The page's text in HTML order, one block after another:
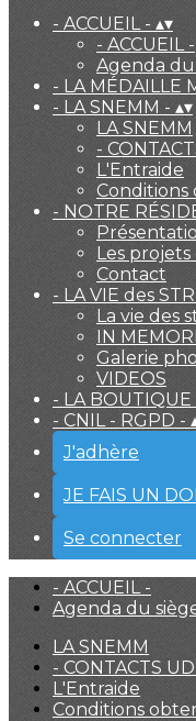
- ACCUEIL - ▴▾
- ACCUEIL -
Agenda du
- LA MÉDAILLE
- LA SNEMM - ▴▾
LA SNEMM
-
L'Entraide
Conditions
- NOTRE
Les
Contact
- LA VIE des
La vie des
IN
Galerie
VIDEOS
- LA BOUTIQUE
- CNIL - RGPD -
J'adhère
JE FAIS UN
Se connecter
- ACCUEIL -
Agenda du
LA SNEMM
- CONTACTS
L'Entraide
Conditions